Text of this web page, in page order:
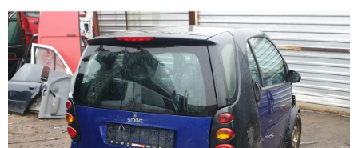
produktu
je
0,0
z
5
hvězdiček.